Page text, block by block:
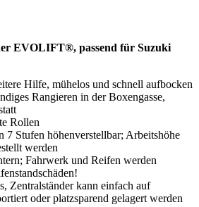
EVOLIFT®, passend für Suzuki
Hilfe, mühelos und schnell aufbocken
Rangieren in der Boxengasse,
Rollen
7 Stufen höhenverstellbar; Arbeitshöhe
werden
Fahrwerk und Reifen werden
Zentralständer kann einfach auf
oder platzsparend gelagert werden